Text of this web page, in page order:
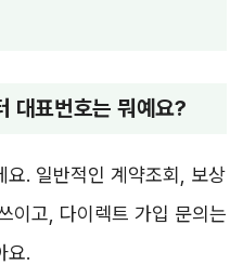
대표번호는 뭐예요?
요. 일반적인 계약조회, 보상
이고, 다이렉트 가입 문의는
요.